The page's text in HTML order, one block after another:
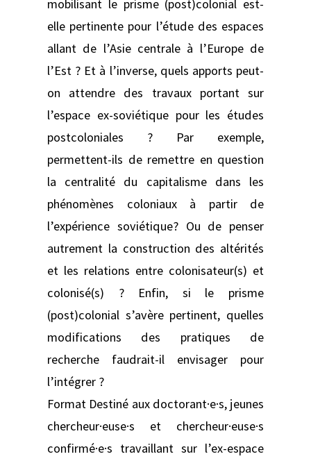
mobilisant le prisme (post)colonial est-
elle pertinente pour l’étude des espaces
allant de l’Asie centrale à l’Europe de
l’Est ? Et à l’inverse, quels apports peut-
on attendre des travaux portant sur
l’espace ex-soviétique pour les études
postcoloniales ? Par exemple,
permettent-ils de remettre en question
la centralité du capitalisme dans les
phénomènes coloniaux à partir de
l’expérience soviétique? Ou de penser
autrement la construction des altérités
et les relations entre colonisateur(s) et
colonisé(s) ? Enfin, si le prisme
(post)colonial s’avère pertinent, quelles
modifications des pratiques de
recherche faudrait-il envisager pour
l’intégrer ?
Format Destiné aux doctorant·e·s, jeunes
chercheur·euse·s et chercheur·euse·s
confirmé·e·s travaillant sur l’ex-espace